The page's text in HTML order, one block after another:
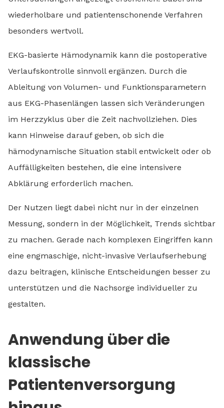
wiederholbare und patientenschonende Verfahren
besonders wertvoll.
EKG-basierte Hämodynamik kann die postoperative
Verlaufskontrolle sinnvoll ergänzen. Durch die
Ableitung von Volumen- und Funktionsparametern
aus EKG-Phasenlängen lassen sich Veränderungen
im Herzzyklus über die Zeit nachvollziehen. Dies
kann Hinweise darauf geben, ob sich die
hämodynamische Situation stabil entwickelt oder ob
Auffälligkeiten bestehen, die eine intensivere
Abklärung erforderlich machen.
Der Nutzen liegt dabei nicht nur in der einzelnen
Messung, sondern in der Möglichkeit, Trends sichtbar
zu machen. Gerade nach komplexen Eingriffen kann
eine engmaschige, nicht-invasive Verlaufserhebung
dazu beitragen, klinische Entscheidungen besser zu
unterstützen und die Nachsorge individueller zu
gestalten.
Anwendung über die
klassische
Patientenversorgung